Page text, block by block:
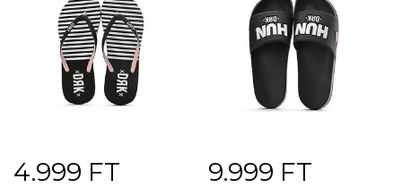
4.999 FT 9.999 FT